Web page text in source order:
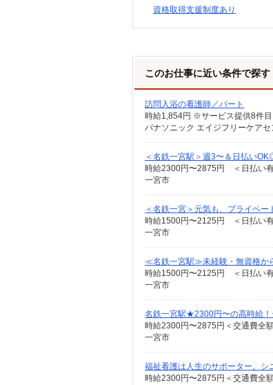
資格取得支援制度あり
このお仕事に近い条件で探す
訪問入浴の看護師／パート
パナソニック エイジフリーケア
＜名鉄一宮駅＞週3〜＆日払い
時給2300円〜2875円 ＜日払い
一宮市
＜名鉄一宮＞元気も、プライベ
時給1500円〜2125円 ＜日払い
一宮市
≪名鉄一宮駅≫未経験・無資格か
時給1500円〜2125円 ＜日払い
一宮市
名鉄一宮駅★2300円〜の高時給
時給2300円〜2875円＜交通費全
一宮市
福祉看護は人生のサポーター。シ
時給2300円〜2875円＜交通費全